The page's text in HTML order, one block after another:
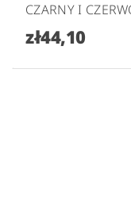
CZARNY I
zł44,10